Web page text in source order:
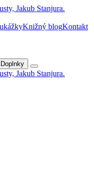
Knižný blogKontakt
Doplnky